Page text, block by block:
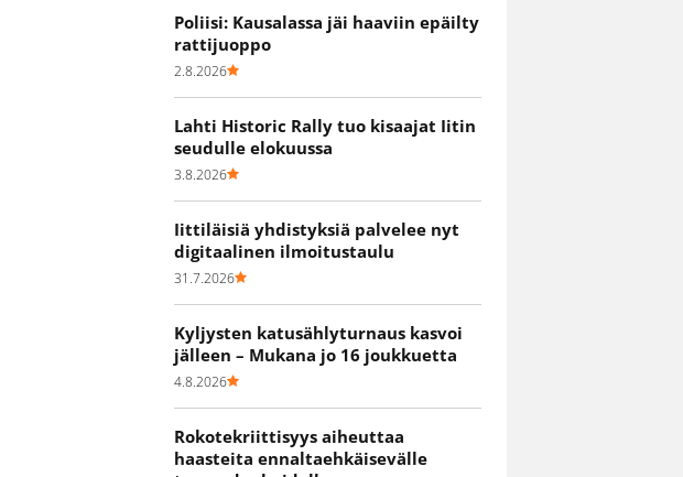
Poliisi: Kausalassa jäi haaviin epäilty
rattijuoppo
2.8.2026
Lahti Historic Rally tuo kisaajat Iitin
seudulle elokuussa
3.8.2026
Iittiläisiä yhdistyksiä palvelee nyt
digitaalinen ilmoitustaulu
31.7.2026
Kyljysten katusählyturnaus kasvoi
jälleen – Mukana jo 16 joukkuetta
4.8.2026
Rokotekriittisyys aiheuttaa
haasteita ennaltaehkäisevälle